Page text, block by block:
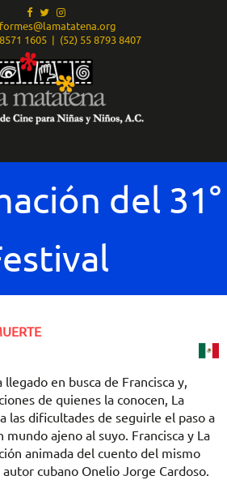
1605 | (52) 55 8793 8407
del 31°
en busca de Francisca y,
de quienes la conocen, La
las dificultades de seguirle el paso a
mundo ajeno al suyo. Francisca y La
animada del cuento del mismo
cubano Onelio Jorge Cardoso.